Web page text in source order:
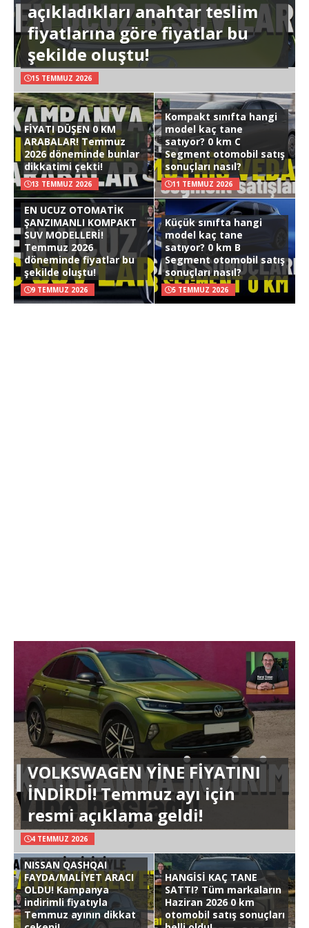
açıkladıkları anahtar teslim
fiyatlarına göre fiyatlar bu
şekilde oluştu!
15 TEMMUZ 2026
FİYATI DÜŞEN 0 KM
ARABALAR! Temmuz
2026 döneminde bunlar
dikkatimi çekti!
13 TEMMUZ 2026
Kompakt sınıfta hangi
model kaç tane
satıyor? 0 km C
Segment otomobil satış
sonuçları nasıl?
11 TEMMUZ 2026
EN UCUZ OTOMATİK
ŞANZIMANLI KOMPAKT
SUV MODELLERİ!
Temmuz 2026
döneminde fiyatlar bu
şekilde oluştu!
9 TEMMUZ 2026
Küçük sınıfta hangi
model kaç tane
satıyor? 0 km B
Segment otomobil satış
sonuçları nasıl?
5 TEMMUZ 2026
VOLKSWAGEN YİNE FİYATINI
İNDİRDİ! Temmuz ayı için
resmi açıklama geldi!
4 TEMMUZ 2026
NISSAN QASHQAI
FAYDA/MALİYET ARACI
OLDU! Kampanya
indirimli fiyatıyla
Temmuz ayının dikkat
HANGİSİ KAÇ TANE
SATTI? Tüm markaların
Haziran 2026 0 km
otomobil satış sonuçları